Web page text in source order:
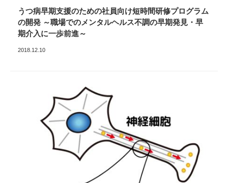
うつ病早期支援のための社員向け短時間研修プログラム
の開発 ～職場でのメンタルヘルス不調の早期発見・早
期介入に一歩前進～
2018.12.10